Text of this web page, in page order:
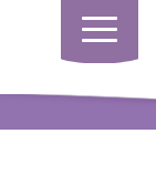
Toggle